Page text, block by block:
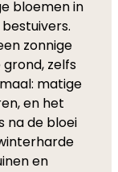
bloemen in
zonnige
zelfs
matige
en het
na de bloei
en